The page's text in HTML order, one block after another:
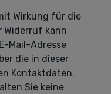
Wirkung für die
kann
Mail-Adresse
die in dieser
Kontaktdaten.
Sie keine